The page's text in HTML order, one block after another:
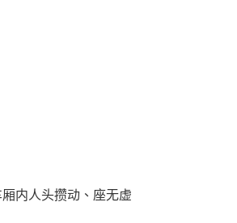
内人头攒动、座无虚